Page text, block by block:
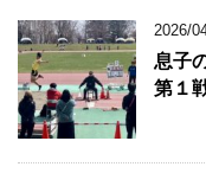
2026/
息子
第１